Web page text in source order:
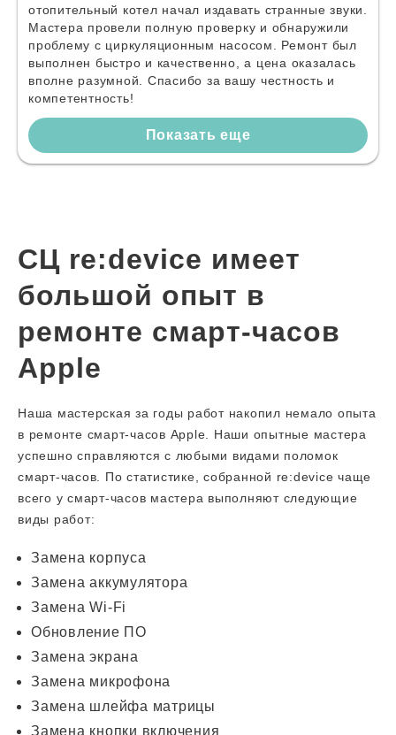
отопительный котел начал издавать странные звуки.
Мастера провели полную проверку и обнаружили
проблему с циркуляционным насосом. Ремонт был
выполнен быстро и качественно, а цена оказалась
вполне разумной. Спасибо за вашу честность и
компетентность!
Показать еще
СЦ re:device имеет
большой опыт в
ремонте смарт-часов
Apple
Наша мастерская за годы работ накопил немало опыта
в ремонте смарт-часов Apple. Наши опытные мастера
успешно справляются с любыми видами поломок
смарт-часов. По статистике, собранной re:device чаще
всего у смарт-часов мастера выполняют следующие
виды работ:
Замена корпуса
Замена аккумулятора
Замена Wi-Fi
Обновление ПО
Замена экрана
Замена микрофона
Замена шлейфа матрицы
Замена кнопки включения